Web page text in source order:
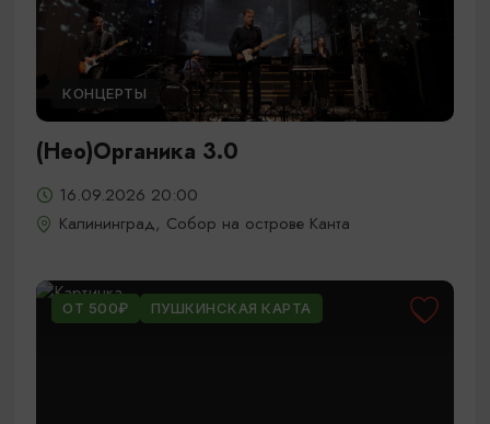
КОНЦЕРТЫ
(Нео)Органика 3.0
16.09.2026 20:00
Калининград, Собор на острове Канта
ОТ 500₽ ПУШКИНСКАЯ КАРТА